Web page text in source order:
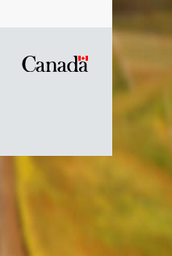
Symbole
Canada